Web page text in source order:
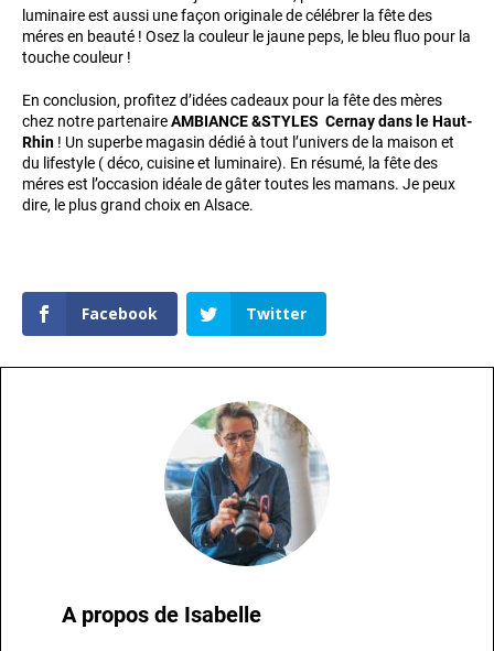
luminaire est aussi une façon originale de célébrer la fête des
méres en beauté ! Osez la couleur le jaune peps, le bleu fluo pour la
touche couleur !
En conclusion, profitez d’idées cadeaux pour la fête des mères
chez notre partenaireAMBIANCE &STYLES Cernay dans le Haut-
Rhin ! Un superbe magasin dédié à tout l’univers de la maison et
du lifestyle ( déco, cuisine et luminaire). En résumé, la fête des
méres est l’occasion idéale de gâter toutes les mamans. Je peux
dire, le plus grand choix en Alsace.
Facebook Twitter
A propos de Isabelle